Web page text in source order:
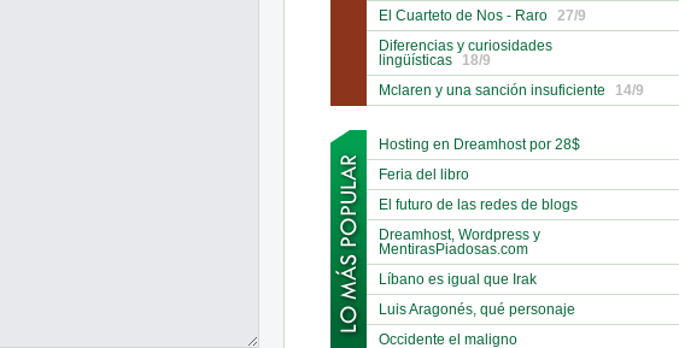
El Cuarteto de Nos - Raro
27/9
Diferencias y curiosidades
lingüísticas
18/9
Mclaren y una sanción insuficiente
14/9
Hosting en Dreamhost por 28$
Feria del libro
El futuro de las redes de blogs
Dreamhost, Wordpress y
MentirasPiadosas.com
Líbano es igual que Irak
Luis Aragonés, qué personaje
Occidente el maligno